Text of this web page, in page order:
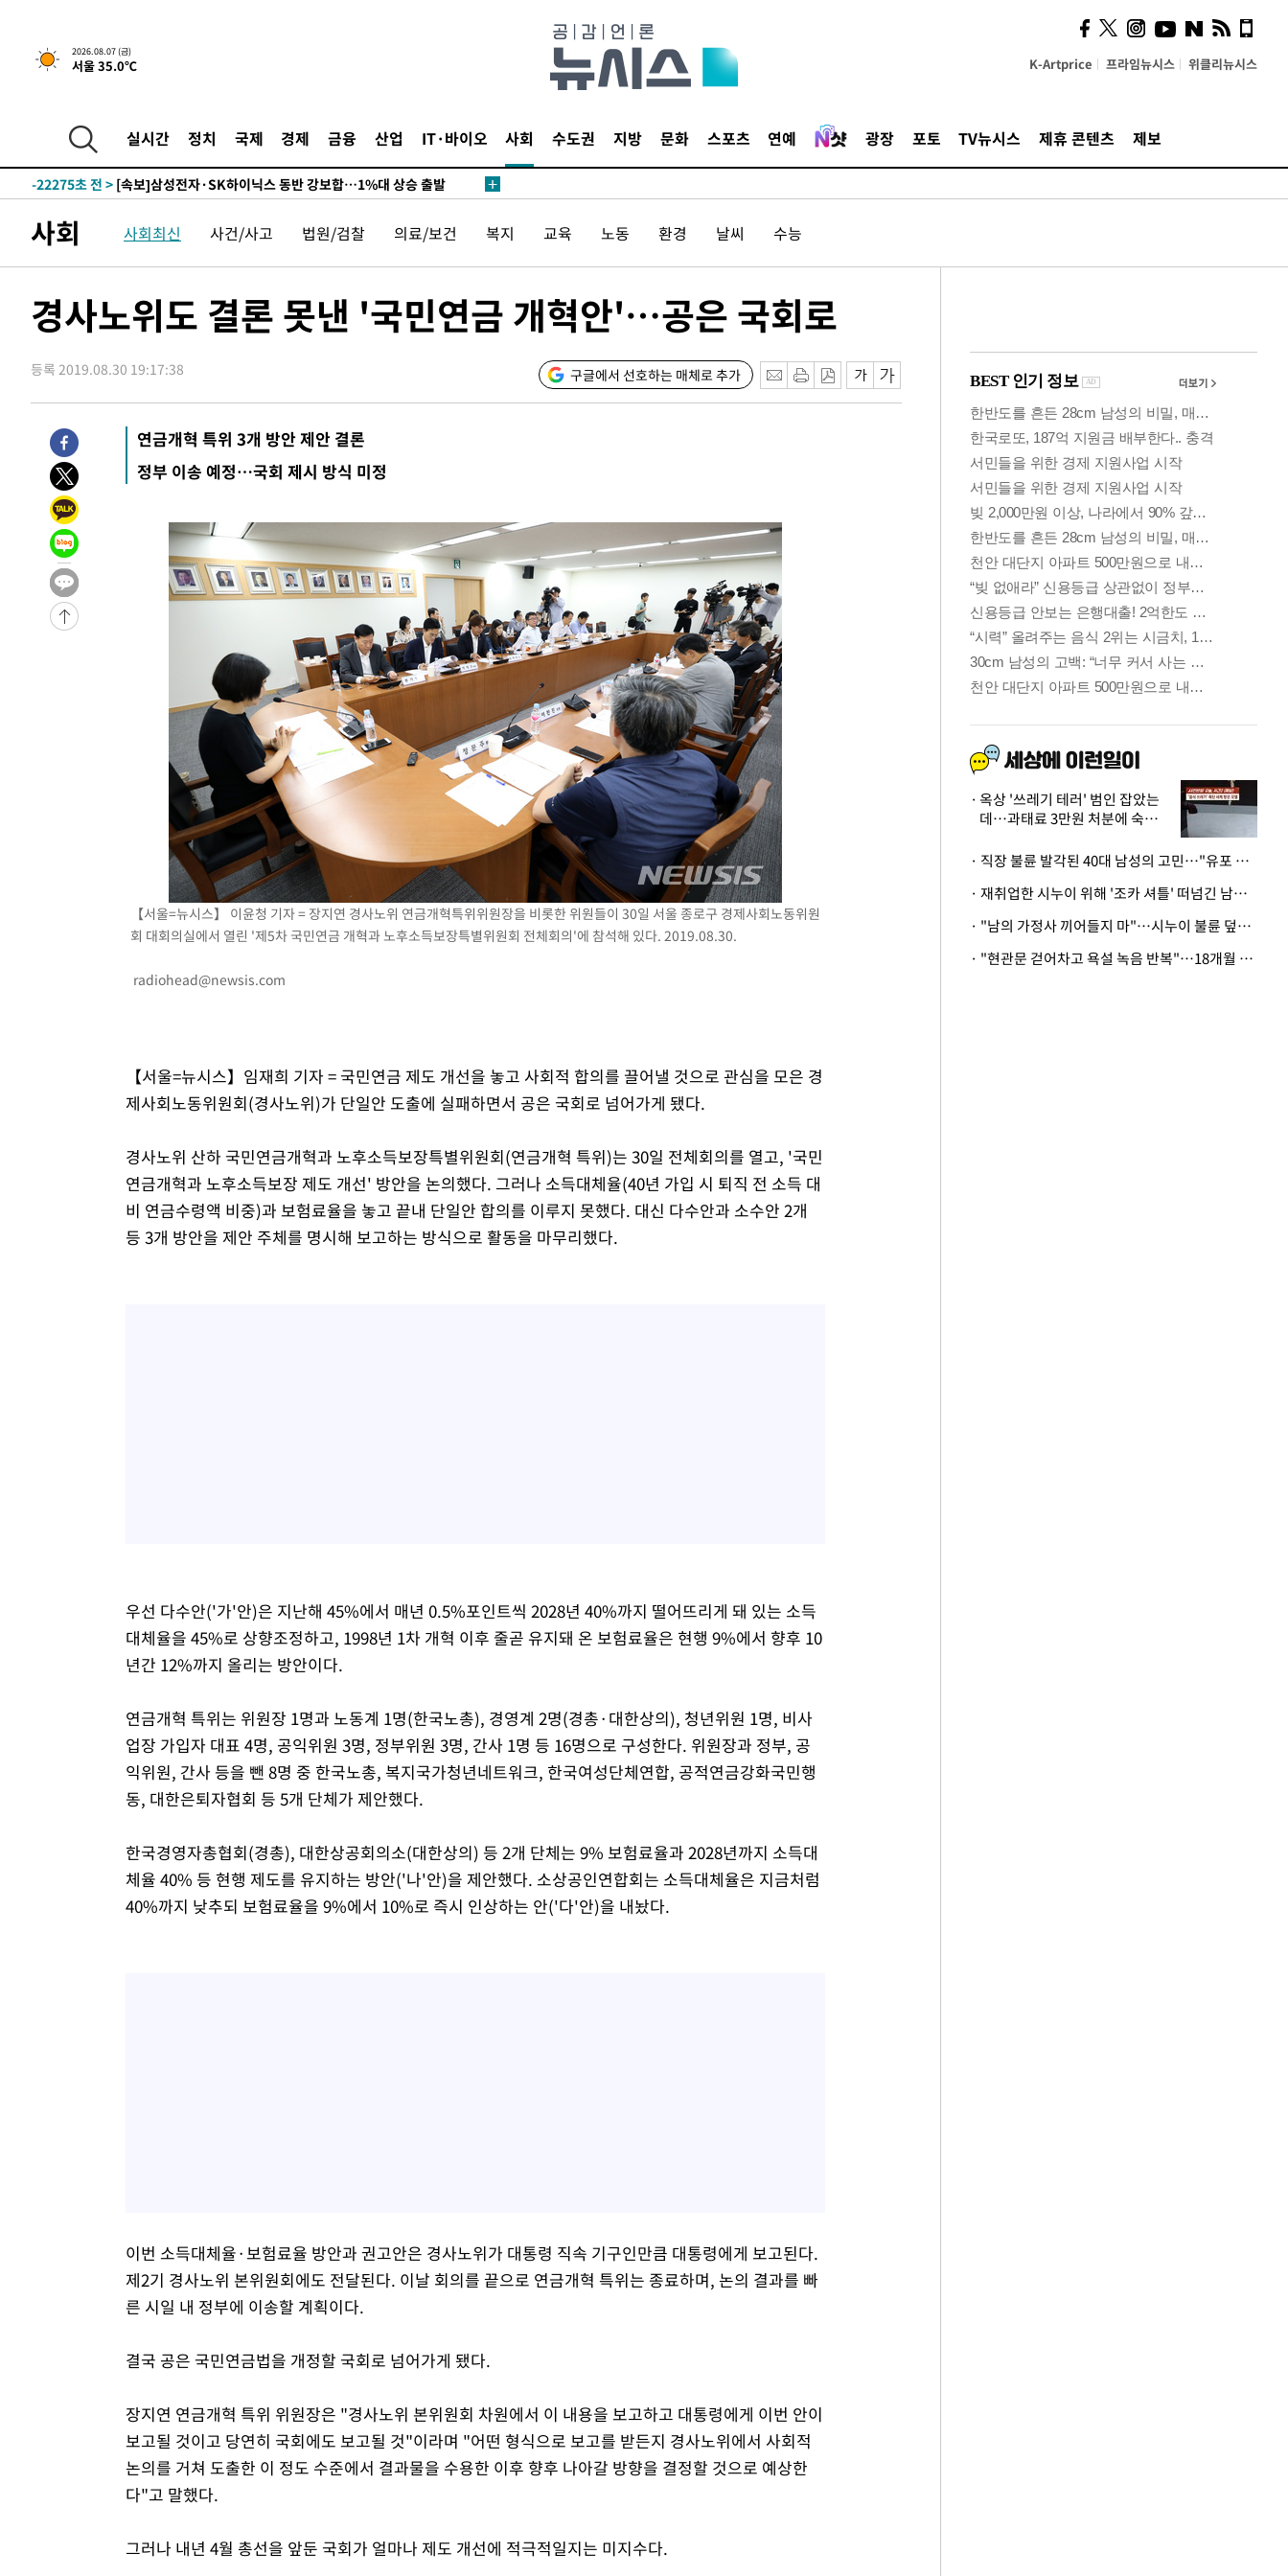
2026.08.07 (금)
서울 35.0℃ K-Artprice 프라임뉴시스 위클리뉴시스
실시간 정치 국제 경제 금융 산업 IT·바이오 사회 수도권 지방 문화 스포츠 연예 광장 포토 TV뉴시스 제휴 콘텐츠 제보
-24330초 전 >"미 전국적 살모네라 식중독 원인은 멕시코산 할라피뇨"-- CDC
압수수색
-22479초 전 >
[속보]원·달러 환율, 오전 9시 1423.8원
-22275초 전 >[속보]삼성전자·SK하이닉스 동반 강보합…1%대 상승 출발
-22261초 전 >[속보]코스닥, 5.95포인트(0.74%) 상승한 807.62개장
-22229초 전 >
[속보]코스피, 6300선 재탈환…1.09% 오른 6365.07 개장
-19394초 전 >
시리아 다마스쿠스 교외에서 미니버스 폭발.. 14명 부상, 3명은 중
태
-13656초 전 >
이란, 호르무즈서 "적국 목표물들"과 대치로 남부 케슘섬에서 두차
례 큰 폭발음
-12371초 전 >[속보]美, 폴리실리콘 수입 규제…파생제품 15% 관세, 120일 후
-29440초 전 >[속보]'채상병 순직 책임' 임성근, 항소심도 징역 3년
-29306초 전 >
[속보]종합특검, '관저이전 봐주기 감사' 유병호 구속기소
-25906초 전 >
민주 콩고 에볼라환자 4천명 돌파, 4053명 발생 1850명 사망
-25156초 전 >
[속보]'300억원대 사기 혐의' 차가원 대표 구속 송치
-24350초 전 >
-22863초 전 >
[속보]경찰·노동부, HL만도 평택사업장 끼임 사망 관련 압수수색
-22744초 전 >
[속보]합수본, '투표율 허위 입력' 중앙·서울·경기도 선관위 등 9곳
압수수색
-22499초 전 >
[속보]원·달러 환율, 오전 9시 1423.8원
-22295초 전 >
[속보]삼성전자·SK하이닉스 동반 강보합…1%대 상승 출발
[속보]코스닥, 5.95포인트(0.74%) 상승한 807.62개장
[속보]코스피, 6300선 재탈환…1.09% 오른 6365.07 개장
시리아 다마스쿠스 교외에서 미니버스 폭발.. 14명 부상, 3명은 중
입추에도 극한더위…서울 낮 39도 '폭염중대경보'
이란, 호르무즈서 "적국 목표물들"과 대치로 남부 케슘섬에서 두차
[속보]美, 폴리실리콘 수입 규제…파생제품 15% 관세, 120일 후
[속보]트럼프, 美 원정출산 금지 행정명령 서명
[속보] 뉴욕증시, 일제 하락 마감…나스닥 0.06%↓
사회 사회최신 사건/사고 법원/검찰 의료/보건 복지 교육 노동 환경 날씨 수능
경사노위도 결론 못낸 '국민연금 개혁안'…공은 국회로
등록 2019.08.30 19:17:38 구글에서 선호하는 매체로 추가
연금개혁 특위 3개 방안 제안 결론
정부 이송 예정…국회 제시 방식 미정
【서울=뉴시스】 이윤청 기자 = 장지연 경사노위 연금개혁특위위원장을 비롯한 위원들이 30일 서울 종로구 경제사회노동위원
회 대회의실에서 열린 '제5차 국민연금 개혁과 노후소득보장특별위원회 전체회의'에 참석해 있다. 2019.08.30.
radiohead@newsis.com
【서울=뉴시스】임재희 기자 = 국민연금 제도 개선을 놓고 사회적 합의를 끌어낼 것으로 관심을 모은 경
제사회노동위원회(경사노위)가 단일안 도출에 실패하면서 공은 국회로 넘어가게 됐다.
경사노위 산하 국민연금개혁과 노후소득보장특별위원회(연금개혁 특위)는 30일 전체회의를 열고, '국민
연금개혁과 노후소득보장 제도 개선' 방안을 논의했다. 그러나 소득대체율(40년 가입 시 퇴직 전 소득 대
비 연금수령액 비중)과 보험료율을 놓고 끝내 단일안 합의를 이루지 못했다. 대신 다수안과 소수안 2개
등 3개 방안을 제안 주체를 명시해 보고하는 방식으로 활동을 마무리했다.
우선 다수안('가'안)은 지난해 45%에서 매년 0.5%포인트씩 2028년 40%까지 떨어뜨리게 돼 있는 소득
대체율을 45%로 상향조정하고, 1998년 1차 개혁 이후 줄곧 유지돼 온 보험료율은 현행 9%에서 향후 10
년간 12%까지 올리는 방안이다.
연금개혁 특위는 위원장 1명과 노동계 1명(한국노총), 경영계 2명(경총·대한상의), 청년위원 1명, 비사
업장 가입자 대표 4명, 공익위원 3명, 정부위원 3명, 간사 1명 등 16명으로 구성한다. 위원장과 정부, 공
익위원, 간사 등을 뺀 8명 중 한국노총, 복지국가청년네트워크, 한국여성단체연합, 공적연금강화국민행
동, 대한은퇴자협회 등 5개 단체가 제안했다.
한국경영자총협회(경총), 대한상공회의소(대한상의) 등 2개 단체는 9% 보험료율과 2028년까지 소득대
체율 40% 등 현행 제도를 유지하는 방안('나'안)을 제안했다. 소상공인연합회는 소득대체율은 지금처럼
40%까지 낮추되 보험료율을 9%에서 10%로 즉시 인상하는 안('다'안)을 내놨다.
이번 소득대체율·보험료율 방안과 권고안은 경사노위가 대통령 직속 기구인만큼 대통령에게 보고된다.
제2기 경사노위 본위원회에도 전달된다. 이날 회의를 끝으로 연금개혁 특위는 종료하며, 논의 결과를 빠
른 시일 내 정부에 이송할 계획이다.
결국 공은 국민연금법을 개정할 국회로 넘어가게 됐다.
장지연 연금개혁 특위 위원장은 "경사노위 본위원회 차원에서 이 내용을 보고하고 대통령에게 이번 안이
보고될 것이고 당연히 국회에도 보고될 것"이라며 "어떤 형식으로 보고를 받든지 경사노위에서 사회적
논의를 거쳐 도출한 이 정도 수준에서 결과물을 수용한 이후 향후 나아갈 방향을 결정할 것으로 예상한
다"고 말했다.
그러나 내년 4월 총선을 앞둔 국회가 얼마나 제도 개선에 적극적일지는 미지수다.
시, 스마트폰 액세서리에
NFC 더했다
옥상 '쓰레기 테러' 범인 잡았는
데…과태료 3만원 처분에 숙박업
· 직장 불륜 발각된 40대 남성의 고민…"유포 동료 명예훼손·협박죄 고소 가능할까"
· 재취업한 시누이 위해 '조카 셔틀' 떠넘긴 남편…아내 "난 못한다"
· "남의 가정사 끼어들지 마"…시누이 불륜 덮으려는 남편에 억울한 아내
· "현관문 걷어차고 욕설 녹음 반복"…18개월 아기 키우는 집 뒤흔든 '앞집의 비극'